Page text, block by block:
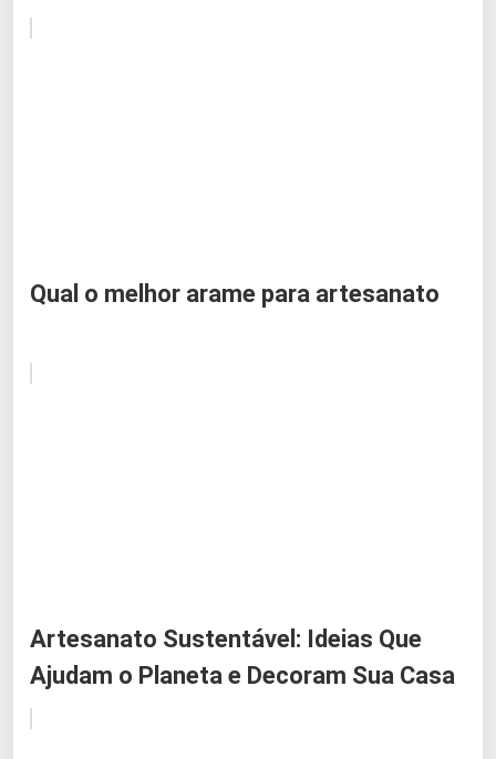
Qual o melhor arame para artesanato
Artesanato Sustentável: Ideias Que
Ajudam o Planeta e Decoram Sua Casa